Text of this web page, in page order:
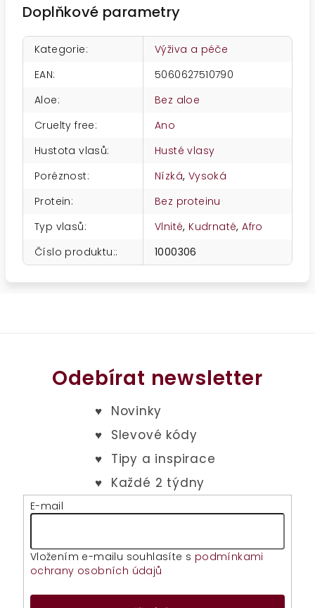
Doplňkové parametry
Kategorie:
Výživa a péče
EAN:
5060627510790
Aloe:
Bez aloe
Cruelty free:
Ano
Hustota vlasů:
Husté vlasy
Poréznost: Nízká, Vysoká
Protein:
Bez proteinu
Typ vlasů: Vlnité, Kudrnaté,Afro
Číslo produktu:: 1000306
Odebírat newsletter
E-mail
Vložením e-mailu souhlasíte s podmínkami
ochrany osobních údajů